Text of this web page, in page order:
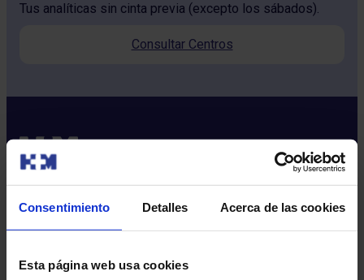
Consentimiento Detalles Acerca de las cookies
Esta página web usa cookies
Tus analíticas sin cinta previa (excepto los sábados).
Consultar Centros
Excelencia y calidad​